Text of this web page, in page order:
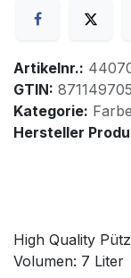
Artikelnr.:
GTIN:
Kategorie:
Hersteller
High Quality
Volumen: 7 Liter